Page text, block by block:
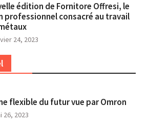
édition de Fornitore Offresi, le
professionnel consacré au travail
24, 2023
flexible du futur vue par Omron
26, 2023